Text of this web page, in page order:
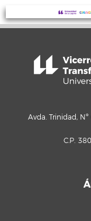
Avda. Trinidad,
C.P.